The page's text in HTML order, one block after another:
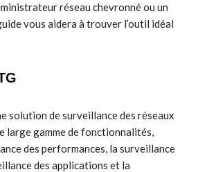
réseau chevronné ou un
vous aidera à trouver l’outil idéal
solution de surveillance des réseaux
large gamme de fonctionnalités,
des performances, la surveillance
des applications et la